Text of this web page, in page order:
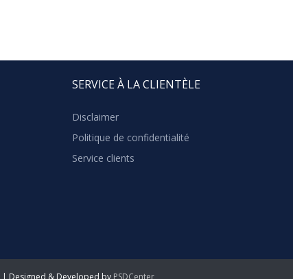
SERVICE À LA CLIENTÈLE
Disclaimer
Politique de confidentialité
Service clients